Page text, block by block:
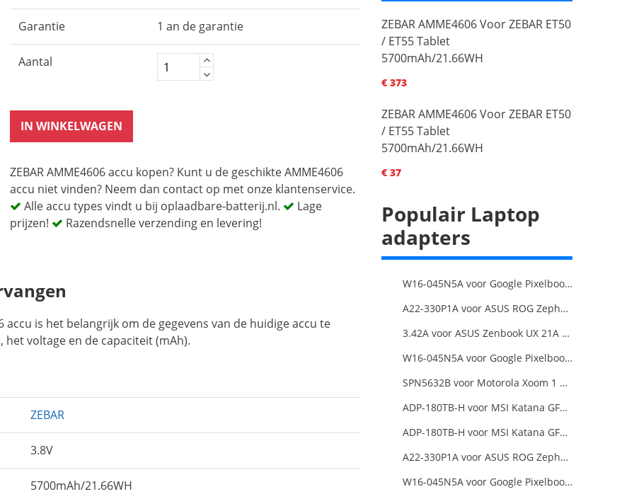
Garantie 1 an de garantie
Aantal
IN WINKELWAGEN
ZEBAR AMME4606 accu kopen? Kunt u de geschikte AMME4606
accu niet vinden? Neem dan contact op met onze klantenservice.
Alle accu types vindt u bij oplaadbare-batterij.nl.
Lage
prijzen!
Razendsnelle verzending en levering!
accu is het belangrijk om de gegevens van de huidige accu te
voltage en de capaciteit (mAh).
ZEBAR
3.8V
5700mAh/21.66WH
ZEBAR AMME4606 Voor ZEBAR ET50
/ ET55 Tablet
5700mAh/21.66WH
€ 373
ZEBAR AMME4606 Voor ZEBAR ET50
/ ET55 Tablet
5700mAh/21.66WH
€ 37
Populair Laptop
adapters
W16-045N5A voor Google Pixelbook USB Type-C
A22-330P1A voor ASUS ROG Zephyrus Duo 16 2023 GX650PY
3.42A voor ASUS Zenbook UX 21A UX31A UX32A UX32VD Series Ultrabook Models
W16-045N5A voor Google Pixelbook USB Type-C
SPN5632B voor Motorola Xoom 1 Tablet
ADP-180TB-H voor MSI Katana GF66 11UE-088NEU
ADP-180TB-H voor MSI Katana GF66 11UE-088NEU
A22-330P1A voor ASUS ROG Zephyrus Duo 16 2023 GX650PY
W16-045N5A voor Google Pixelbook USB Type-C